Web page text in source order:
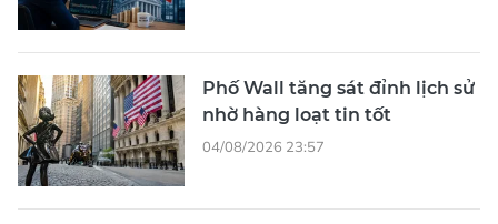
Phố Wall tăng sát đỉnh lịch sử
nhờ hàng loạt tin tốt
04/08/2026 23:57